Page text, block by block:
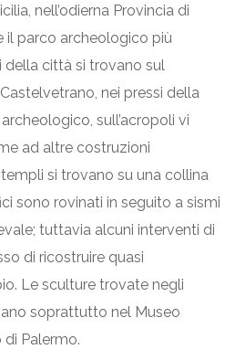
nell’odierna Provincia di
il parco archeologico più
della città si trovano sul
nei pressi della
sull’acropoli vi
ad altre costruzioni
si trovano su una collina
sono rovinati in seguito a sismi
tuttavia alcuni interventi di
di ricostruire quasi
Le sculture trovate negli
soprattutto nel Museo
Palermo.